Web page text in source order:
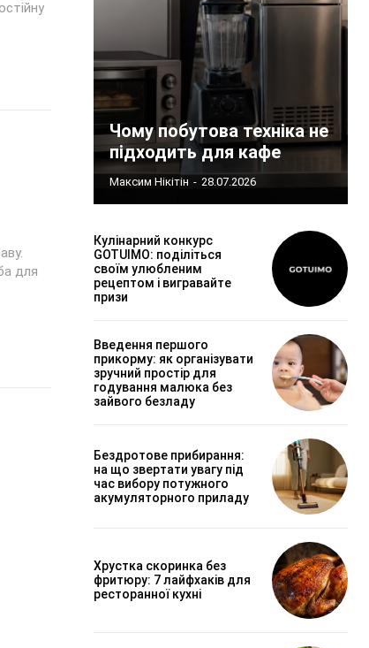
для
Чому побутова техніка не
підходить для кафе
Максим Нікітін - 28.07.2026
Кулінарний конкурс
GOTUIMO: поділіться
своїм улюбленим
рецептом і вигравайте
призи
Введення першого
прикорму: як організувати
зручний простір для
годування малюка без
зайвого безладу
Бездротове прибирання:
на що звертати увагу під
час вибору потужного
акумуляторного приладу
Хрустка скоринка без
фритюру: 7 лайфхаків для
ресторанної кухні